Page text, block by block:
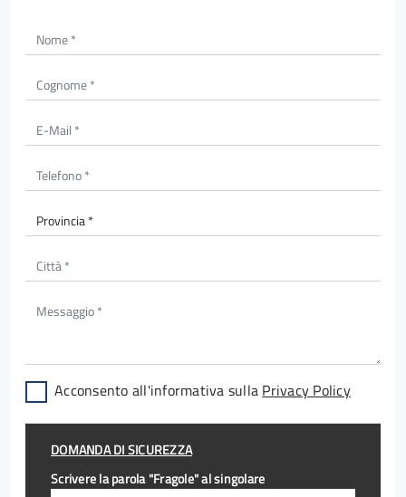
Acconsento all'informativa sulla Privacy Policy
DOMANDA DI SICUREZZA
Scrivere la parola "Fragole" al singolare